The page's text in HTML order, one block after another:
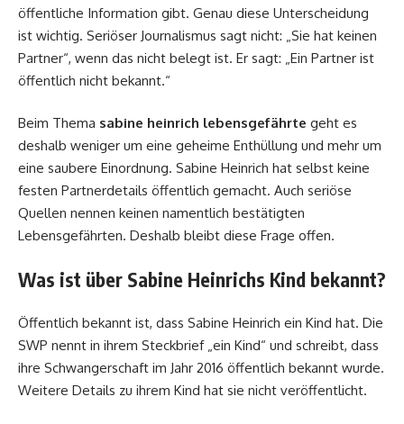
öffentliche Information gibt. Genau diese Unterscheidung
ist wichtig. Seriöser Journalismus sagt nicht: „Sie hat keinen
Partner“, wenn das nicht belegt ist. Er sagt: „Ein Partner ist
öffentlich nicht bekannt.“
Beim Thema sabine heinrich lebensgefährte geht es
deshalb weniger um eine geheime Enthüllung und mehr um
eine saubere Einordnung. Sabine Heinrich hat selbst keine
festen Partnerdetails öffentlich gemacht. Auch seriöse
Quellen nennen keinen namentlich bestätigten
Lebensgefährten. Deshalb bleibt diese Frage offen.
Was ist über Sabine Heinrichs Kind bekannt?
Öffentlich bekannt ist, dass Sabine Heinrich ein Kind hat. Die
SWP nennt in ihrem Steckbrief „ein Kind“ und schreibt, dass
ihre Schwangerschaft im Jahr 2016 öffentlich bekannt wurde.
Weitere Details zu ihrem Kind hat sie nicht veröffentlicht.